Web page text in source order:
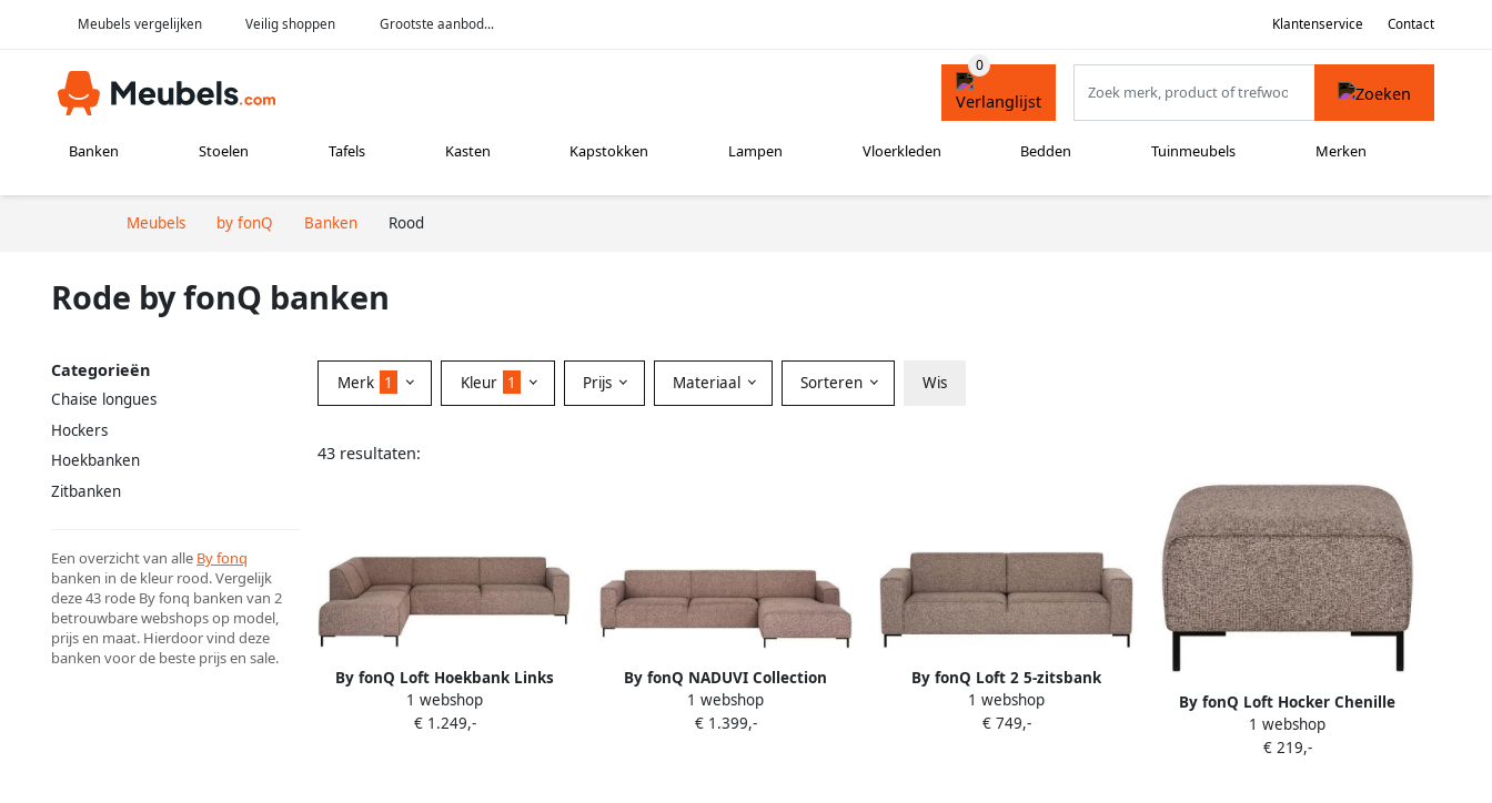
Meubels vergelijken Veilig shoppen Grootste aanbod... Klantenservice Contact
Banken Stoelen Tafels Kasten Kapstokken Lampen Vloerkleden Bedden Tuinmeubels Merken
Meubels by fonQ Banken Rood
Rode by fonQ banken
Categorieën
Chaise longues
Hockers
Hoekbanken
Zitbanken
Een overzicht van alle By fonq
banken in de kleur rood. Vergelijk
deze 43 rode By fonq banken van 2
betrouwbare webshops op model,
prijs en maat. Hierdoor vind deze
banken voor de beste prijs en sale.
Merk 1 Kleur 1 Prijs Materiaal Sorteren Wis
43 resultaten:
By fonQ Loft Hoekbank Links
Chenille Melange Blush
1 webshop
€ 1.249,-
By fonQ NADUVI Collection
Hoekbank Gionni rechts 3-zits
chenille
1 webshop
€ 1.399,-
By fonQ Loft 2 5-zitsbank
Chenille Melange Blush
1 webshop
€ 749,-
By fonQ Loft Hocker Chenille
Melange Blush
1 webshop
€ 219,-